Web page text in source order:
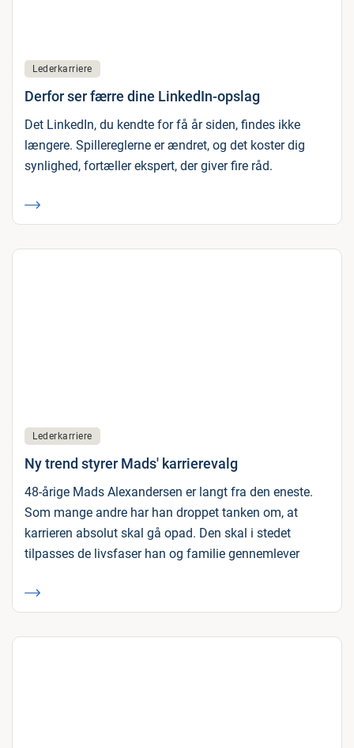
Lederkarriere
Derfor ser færre dine LinkedIn-opslag
Det LinkedIn, du kendte for få år siden, findes ikke
længere. Spillereglerne er ændret, og det koster dig
synlighed, fortæller ekspert, der giver fire råd.
Lederkarriere
Ny trend styrer Mads' karrierevalg
48-årige Mads Alexandersen er langt fra den eneste.
Som mange andre har han droppet tanken om, at
karrieren absolut skal gå opad. Den skal i stedet
tilpasses de livsfaser han og familie gennemlever